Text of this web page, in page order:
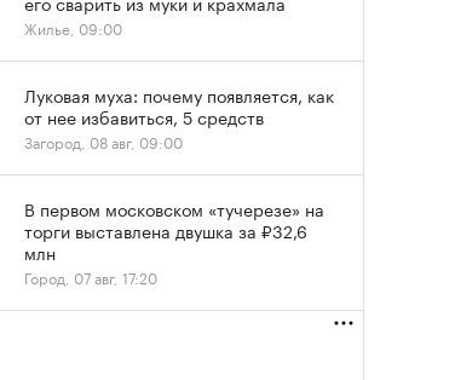
Жилье, 09:00
Луковая муха: почему появляется, как
от нее избавиться, 5 средств
Загород, 08 авг, 09:00
В первом московском «тучерезе» на
торги выставлена двушка за ₽32,6
млн
Город, 07 авг, 17:20